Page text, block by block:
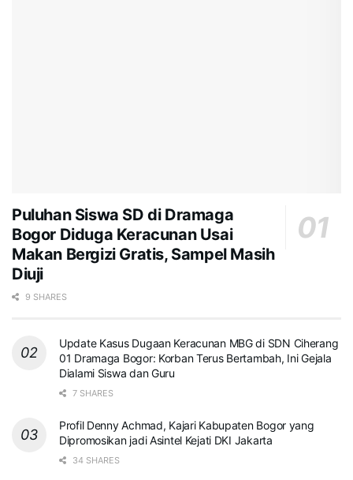
Puluhan Siswa SD di Dramaga
Bogor Diduga Keracunan Usai
Makan Bergizi Gratis, Sampel Masih
Diuji
9 SHARES
Update Kasus Dugaan Keracunan MBG di SDN Ciherang
01 Dramaga Bogor: Korban Terus Bertambah, Ini Gejala
Dialami Siswa dan Guru
7 SHARES
Profil Denny Achmad, Kajari Kabupaten Bogor yang
Dipromosikan jadi Asintel Kejati DKI Jakarta
34 SHARES